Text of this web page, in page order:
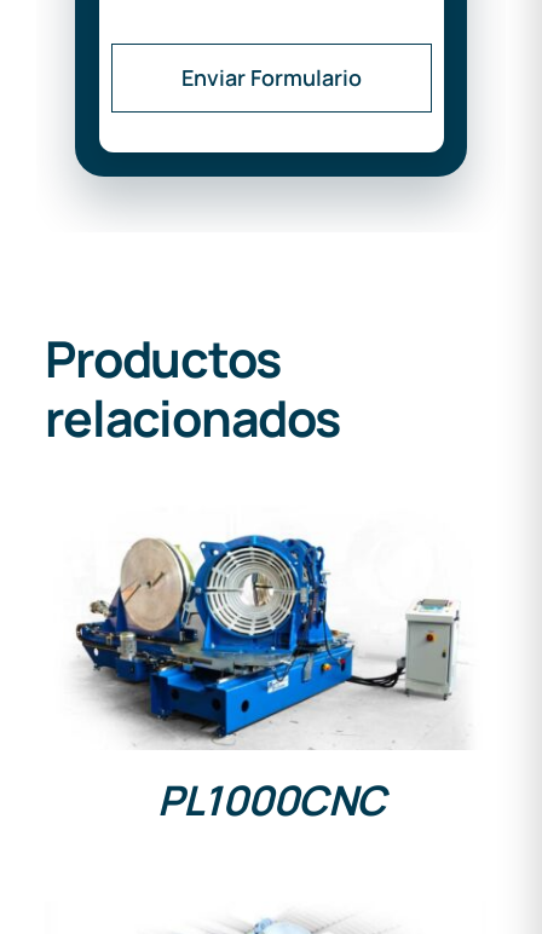
Enviar Formulario
Productos
relacionados
DETALLES
PL1000CNC